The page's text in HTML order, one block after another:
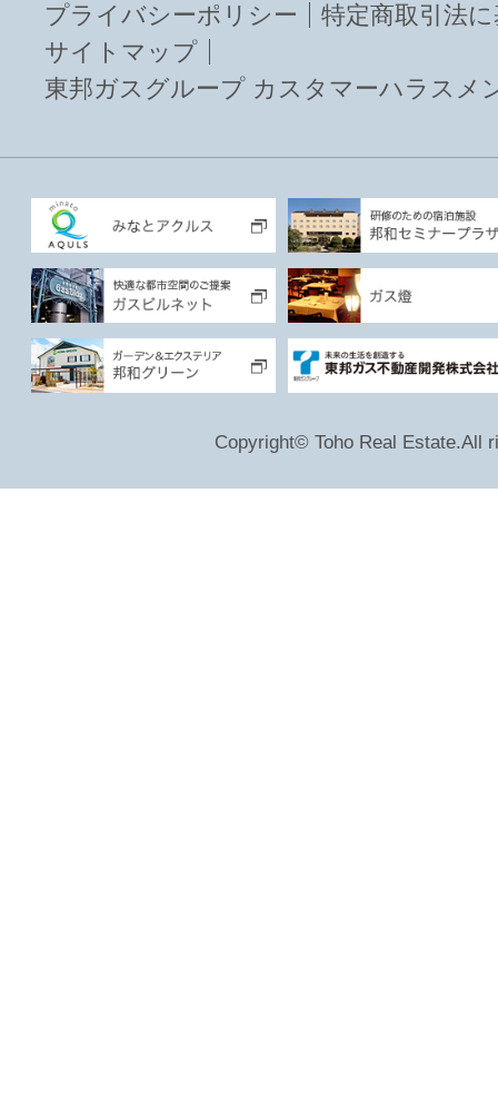
プライバシーポリシー
特定商取引法
サイトマップ
東邦ガスグループ カスタマーハラスメ
Copyright© Toho Real Estate.All